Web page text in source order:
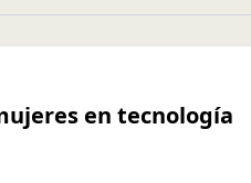
en tecnología